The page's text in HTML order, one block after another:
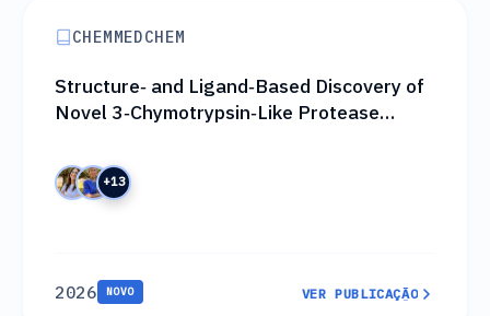
CHEMMEDCHEM
Structure‐ and Ligand‐Based Discovery of
Novel 3‐Chymotrypsin‐Like Protease
+13
2026 NOVO
VER PUBLICAÇÃO
VER PUBLICAÇÃO